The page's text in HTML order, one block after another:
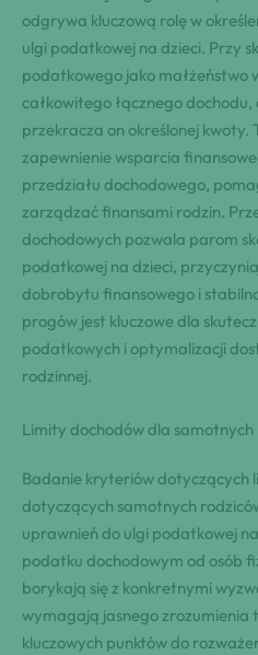
odgrywa kluczową rolę w
ulgi podatkowej na dzieci. Przy
podatkowego jako małżeństwo
całkowitego łącznego dochodu,
przekracza on określonej kwoty.
zapewnienie wsparcia
przedziału dochodowego,
zarządzać finansami rodzin.
dochodowych pozwala parom
podatkowej na dzieci,
dobrobytu finansowego i
progów jest kluczowe dla
podatkowych i optymalizacji
rodzinnej.
Limity dochodów dla samotnych
Badanie kryteriów dotyczących
dotyczących samotnych
uprawnień do ulgi podatkowej
podatku dochodowym od osób
borykają się z konkretnymi
wymagają jasnego zrozumienia
kluczowych punktów do